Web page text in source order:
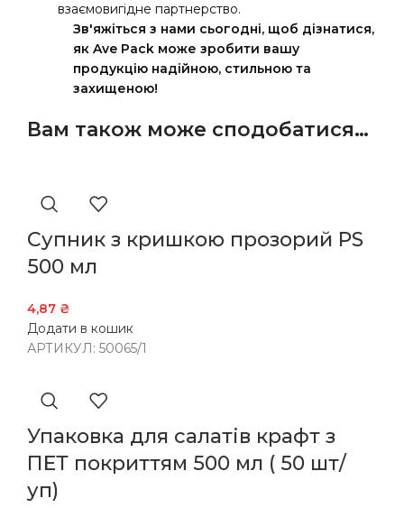
взаємовигідне партнерство.
Зв'яжіться з нами сьогодні, щоб дізнатися,
як Ave Pack може зробити вашу
продукцію надійною, стильною та
захищеною!
Вам також може сподобатися…
Супник з кришкою прозорий PS
500 мл
4,87 ₴
Додати в кошик
АРТИКУЛ: 50065/1
Упаковка для салатів крафт з
ПЕТ покриттям 500 мл ( 50 шт/
уп)